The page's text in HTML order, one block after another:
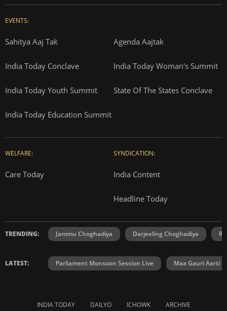
EVENTS:
Sahitya Aaj Tak Agenda Aajtak
India Today Conclave India Today Woman's Summit
India Today Youth Summit State Of The States Conclave
India Today Education Summit
WELFARE:
Care Today
SYNDICATION:
India Content
Headline Today
TRENDING: Jammu Choghadiya Darjeeling Choghadiya
LATEST: Parliament Monsoon Session Live Maa Gauri Aarti
INDIA TODAY DAILYO ICHOWK ARCHIVE